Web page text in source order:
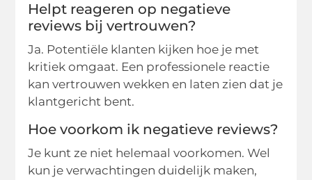
Helpt reageren op negatieve
reviews bij vertrouwen?
Ja. Potentiële klanten kijken hoe je met
kritiek omgaat. Een professionele reactie
kan vertrouwen wekken en laten zien dat je
klantgericht bent.
Hoe voorkom ik negatieve reviews?
Je kunt ze niet helemaal voorkomen. Wel
kun je verwachtingen duidelijk maken,